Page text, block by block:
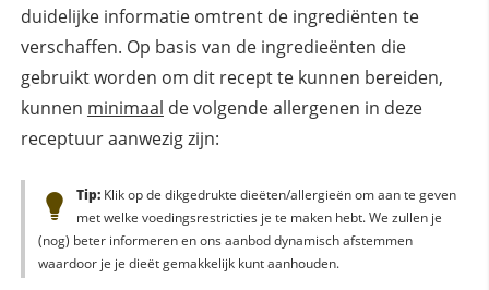
duidelijke informatie omtrent de ingrediënten te
verschaffen. Op basis van de ingredieënten die
gebruikt worden om dit recept te kunnen bereiden,
kunnen minimaal de volgende allergenen in deze
receptuur aanwezig zijn:
Tip:Klik op de dikgedrukte dieëten/allergieën om aan te geven
met welke voedingsrestricties je te maken hebt. We zullen je
(nog) beter informeren en ons aanbod dynamisch afstemmen
waardoor je je dieët gemakkelijk kunt aanhouden.